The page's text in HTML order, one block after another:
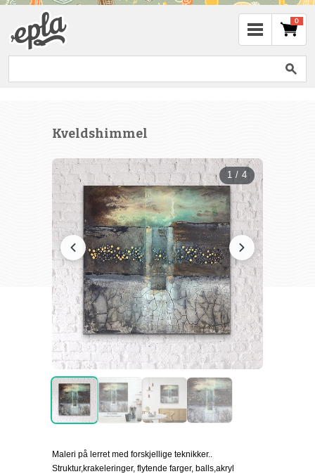
0
Kveldshimmel
1 / 4
Maleri på lerret med forskjellige teknikker..
Struktur,krakeleringer, flytende farger, balls,akryl